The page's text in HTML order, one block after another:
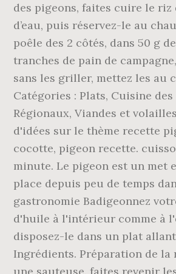
des pigeons, faites cuire le riz
d’eau, puis réservez-le au
poêle des 2 côtés, dans 50 g
tranches de pain de
sans les griller, mettez les au
Catégories : Plats, Cuisine
Régionaux, Viandes et
d'idées sur le thème recette
cocotte, pigeon recette.
minute. Le pigeon est un met
place depuis peu de temps
gastronomie Badigeonnez
d'huile à l'intérieur comme à
disposez-le dans un plat
Ingrédients. Préparation de la